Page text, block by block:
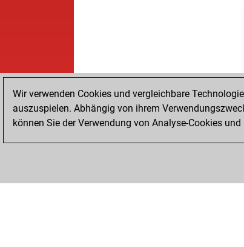
Wir verwenden Cookies und vergleichbare
auszuspielen. Abhängig von ihrem
können Sie der Verwendung von Analyse-Cookies